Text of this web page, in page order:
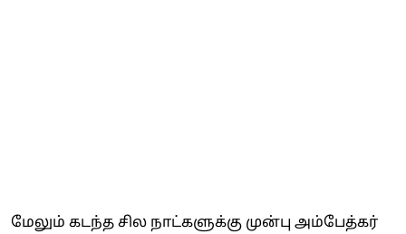
மேலும் கடந்த சில நாட்களுக்கு முன்பு அம்பேத்கர்